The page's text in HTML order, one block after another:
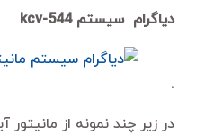
دیاگرام سیستم kcv-544
.